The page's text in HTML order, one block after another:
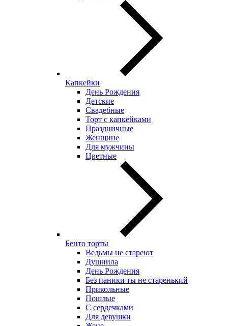
Капкейки
День Рождения
Детские
Свадебные
Торт с капкейками
Праздничные
Женщине
Для мужчины
Цветные
Бенто торты
Ведьмы не стареют
Душнила
День Рождения
Без паники ты не старенький
Прикольные
Пошлые
С сердечками
Для девушки